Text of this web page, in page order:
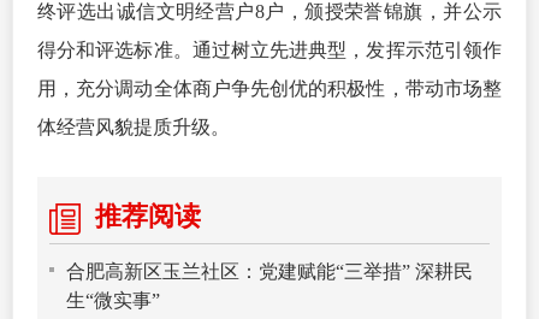
终评选出诚信文明经营户8户，颁授荣誉锦旗，并公示
得分和评选标准。通过树立先进典型，发挥示范引领作
用，充分调动全体商户争先创优的积极性，带动市场整
体经营风貌提质升级。
推荐阅读
合肥高新区玉兰社区：党建赋能“三举措” 深耕民
生“微实事”